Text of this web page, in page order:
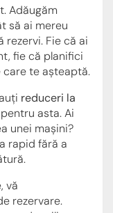
Adăugăm
să ai mereu
Fie că ai
fie că planifici
care te așteaptă.
reduceri la
asta. Ai
unei mașini?
rapid fără a
vă
rezervare.